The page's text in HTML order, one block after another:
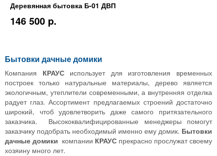
Деревянная бытовка Б-01 ДВП
146 500 p.
Бытовки дачные домики
Компания КРАУСиспользует для изготовления временных
построек только натуральные материалы, дерево является
экологичным, утеплители современными, а внутренняя отделка
радует глаз. Ассортимент предлагаемых строений достаточно
широкий, чтоб удовлетворить даже самого притязательного
заказчика. Высококвалифицированные менеджеры помогут
заказчику подобрать необходимый именно ему домик. Бытовки
дачные домики компании КРАУС прекрасно прослужат своему
хозяину много лет.